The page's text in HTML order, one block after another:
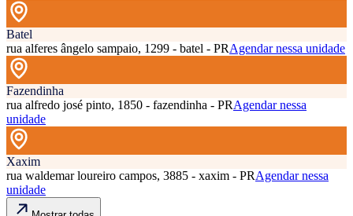
Batel
rua alferes ângelo sampaio, 1299 - batel - PRAgendar nessa unidade
Fazendinha
rua alfredo josé pinto, 1850 - fazendinha - PRAgendar nessa
unidade
Xaxim
rua waldemar loureiro campos, 3885 - xaxim - PRAgendar nessa
unidade